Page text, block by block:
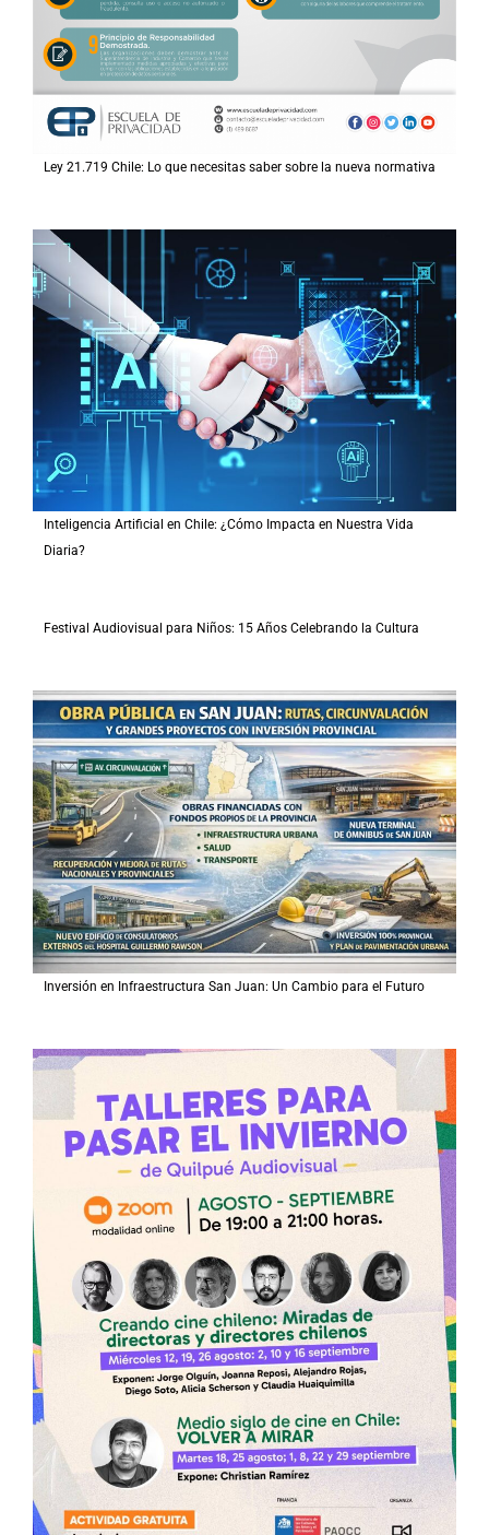
Ley 21.719 Chile: Lo que necesitas saber sobre la nueva normativa
Inteligencia Artificial en Chile: ¿Cómo Impacta en Nuestra Vida
Diaria?
Festival Audiovisual para Niños: 15 Años Celebrando la Cultura
Inversión en Infraestructura San Juan: Un Cambio para el Futuro